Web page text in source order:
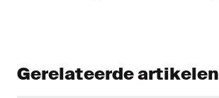
Gerelateerde artikelen